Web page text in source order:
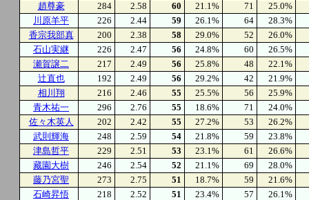
趙尊豪
284 2.58 60 21.1% 71
25.0%
川原羊平
226 2.44 59 26.1% 64
28.3%
香宗我部真
200 2.38 58 29.0% 52
26.0%
石山実継
226 2.47 56 24.8% 60
26.5%
瀬賀譲二
217 2.49 56 25.8% 48
22.1%
辻直也
192 2.49 56 29.2% 42
21.9%
相川翔
216 2.46 55 25.5% 56
25.9%
青木祐一
296 2.76 55 18.6% 71
24.0%
佐々木英人
202 2.42 55 27.2% 53
26.2%
武則輝海
248 2.59 54 21.8% 59
23.8%
津島哲平
229 2.51 53 23.1% 61
26.6%
藏園大樹
246 2.54 52 21.1% 69
28.0%
藤乃宮聖
273 2.75 51 18.7% 59
21.6%
石崎昇悟
218 2.52 51 23.4% 57
26.1%